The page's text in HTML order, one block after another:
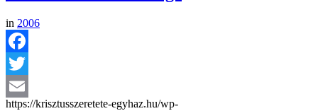
in 2006
Facebook
Twitter
https://krisztusszeretete-egyhaz.hu/wp-